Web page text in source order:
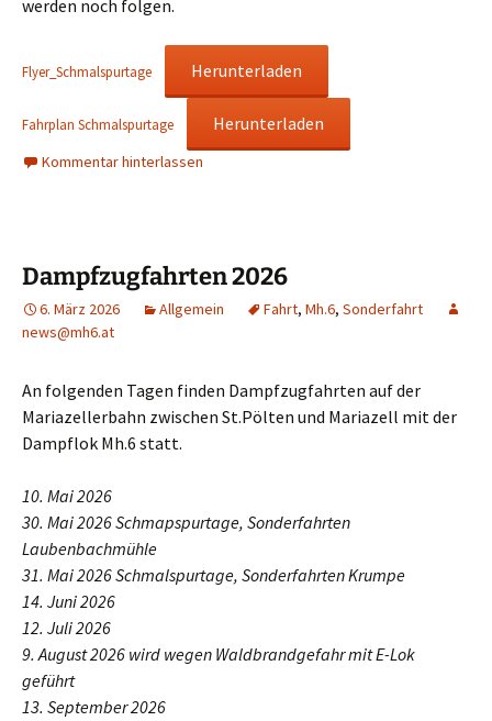
werden noch folgen.
Flyer_Schmalspurtage Herunterladen
Fahrplan Schmalspurtage Herunterladen
Kommentar hinterlassen
Dampfzugfahrten 2026
6. März 2026 Allgemein Fahrt, Mh.6, Sonderfahrt
news@mh6.at
An folgenden Tagen finden Dampfzugfahrten auf der
Mariazellerbahn zwischen St.Pölten und Mariazell mit der
Dampflok Mh.6 statt.
10. Mai 2026
30. Mai 2026 Schmapspurtage, Sonderfahrten
Laubenbachmühle
31. Mai 2026 Schmalspurtage, Sonderfahrten Krumpe
14. Juni 2026
12. Juli 2026
9. August 2026 wird wegen Waldbrandgefahr mit E-Lok
geführt
13. September 2026